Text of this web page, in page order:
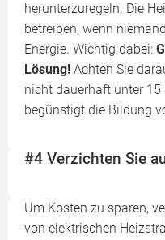
herunterzuregeln. Die
betreiben, wenn
Energie. Wichtig dabei:
Lösung! Achten Sie
nicht dauerhaft unter 15
begünstigt die Bildung
#4 Verzichten Sie
Um Kosten zu sparen,
von elektrischen